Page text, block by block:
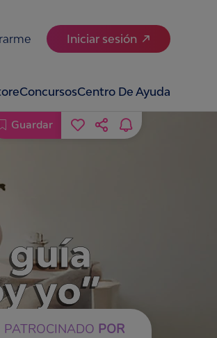
Iniciar sesión
ConcursosCentro De Ayuda
guía
yo”
PATROCINADO POR
Guardar